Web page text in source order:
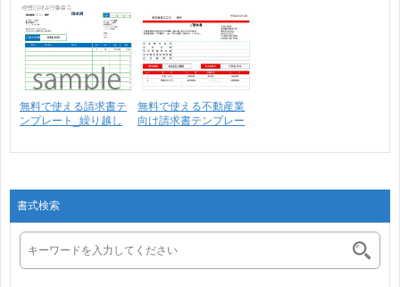
無料で使える請求書テ
ンプレート_繰り越し
無料で使える不動産業
向け請求書テンプレー
書式検索